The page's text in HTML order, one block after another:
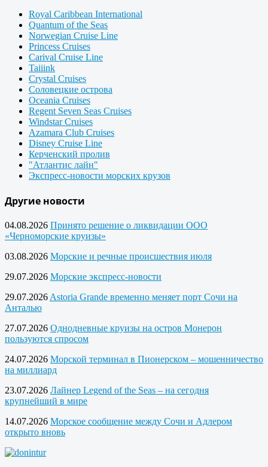
Royal Caribbean International
Quantum of the Seas
Norwegian Cruise Line
Princess Cruises
Carival Cruise Line
Taiiink
Crystal Cruises
Соловецкие острова
Oceania Cruises
Regent Seven Seas Cruises
Windstar Cruises
Azamara Club Cruises
Disney Cruise Line
Керченский пролив
"Атлантис лайн"
Экспресс-новости морских крузов
Другие новости
04.08.2026 Принято решение о ликвидации ООО
«Черноморские круизы»
03.08.2026 Морские и речные происшествия июля
29.07.2026 Морские экспресс-новости
29.07.2026 Astoria Grande временно меняет порт Сочи на
Анталью
27.07.2026 Однодневные круизы на остров Монерон
пользуются спросом
24.07.2026 Морской терминал в Пионерском – мошенничество
на миллиард
23.07.2026 Лайнер Legend of the Seas – на сегодня
крупнейший в мире
14.07.2026 Морское сообщение между Сочи и Адлером
открыто вновь